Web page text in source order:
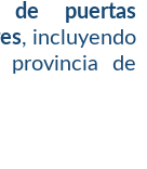
de puertas
, incluyendo
de